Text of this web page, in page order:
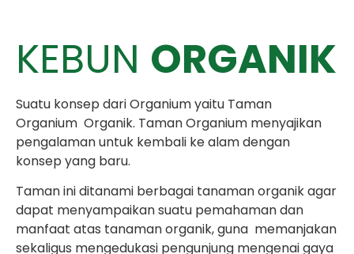
KEBUN ORGANIK
Suatu konsep dari Organium yaitu Taman
Organium Organik. Taman Organium menyajikan
pengalaman untuk kembali ke alam dengan
konsep yang baru.
Taman ini ditanami berbagai tanaman organik agar
dapat menyampaikan suatu pemahaman dan
manfaat atas tanaman organik, guna memanjakan
sekaligus mengedukasi pengunjung mengenai gaya